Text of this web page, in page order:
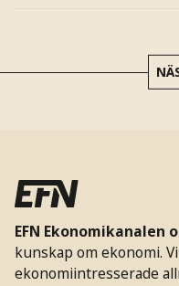
EFN Ekonomikanalen
kunskap om ekonomi.
ekonomiintresserade